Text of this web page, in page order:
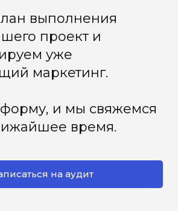
выполнения
проект и
уже
маркетинг.
и мы свяжемся
время.
на аудит